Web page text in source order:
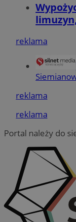
reklama
reklama
reklama
Portal należy do
euds